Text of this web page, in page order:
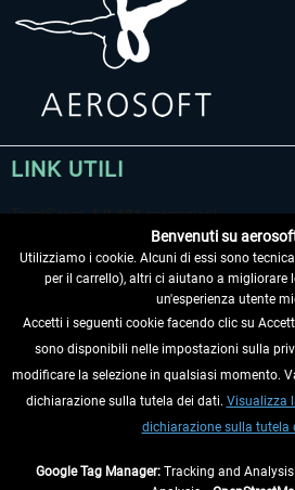
LINK UTILI
RECEDERE DAL CONTRATTO
INFORMAZIONI
Benvenuti su
Utilizziamo i cookie. Alcuni di essi sono
per il carrello), altri ci aiutano a migliorare
un'esperienza utente
Accetti i seguenti cookie facendo clic su
sono disponibili nelle impostazioni sulla
modificare la selezione in qualsiasi momento.
dichiarazione sulla tutela dei dati. Visualizza
dichiarazione sulla tutela
Google Tag Manager: Tracking and Analysis